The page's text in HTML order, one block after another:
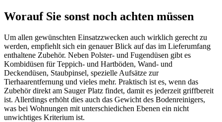
Worauf Sie sonst noch achten müssen
Um allen gewünschten Einsatzzwecken auch wirklich gerecht zu
werden, empfiehlt sich ein genauer Blick auf das im Lieferumfang
enthaltene Zubehör. Neben Polster- und Fugendüsen gibt es
Kombidüsen für Teppich- und Hartböden, Wand- und
Deckendüsen, Staubpinsel, spezielle Aufsätze zur
Tierhaarentfernung und vieles mehr. Praktisch ist es, wenn das
Zubehör direkt am Sauger Platz findet, damit es jederzeit griffbereit
ist. Allerdings erhöht dies auch das Gewicht des Bodenreinigers,
was bei Wohnungen mit unterschiedichen Ebenen ein nicht
unwichtiges Kriterium ist.